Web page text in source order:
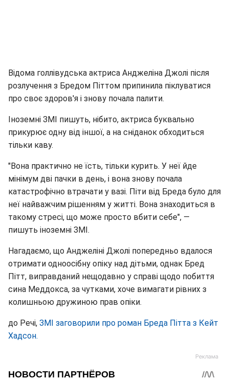
Відома голлівудська актриса Анджеліна Джолі після
розлучення з Бредом Піттом припинила піклуватися
про своє здоров'я і знову почала палити.
Іноземні ЗМІ пишуть, нібито, актриса буквально
прикурює одну від іншої, а на сніданок обходиться
тільки каву.
"Вона практично не їсть, тільки курить. У неї йде
мінімум дві пачки в день, і вона знову почала
катастрофічно втрачати у вазі. Піти від Бреда було для
неї найважчим рішенням у житті. Вона знаходиться в
такому стресі, що може просто вбити себе", —
пишуть іноземні ЗМІ.
Нагадаємо, що Анджеліні Джолі попередньо вдалося
отримати одноосібну опіку над дітьми, однак Бред
Пітт, виправданий нещодавно у справі щодо побиття
сина Меддокса, за чутками, хоче вимагати рівних з
колишньою дружиною прав опіки.
до Речі, ЗМІ заговорили про роман Бреда Пітта з Кейт
Хадсон.